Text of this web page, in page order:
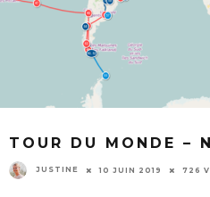
TOUR DU MONDE –
JUSTINE 10 JUIN 2019 726